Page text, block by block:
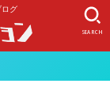
グ
SEARCH